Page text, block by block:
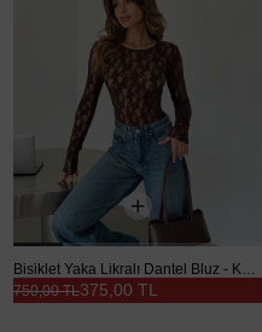
375,00 TL
750,00 TL